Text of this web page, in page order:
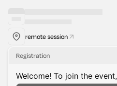
remote session
Registration
Welcome! To join the